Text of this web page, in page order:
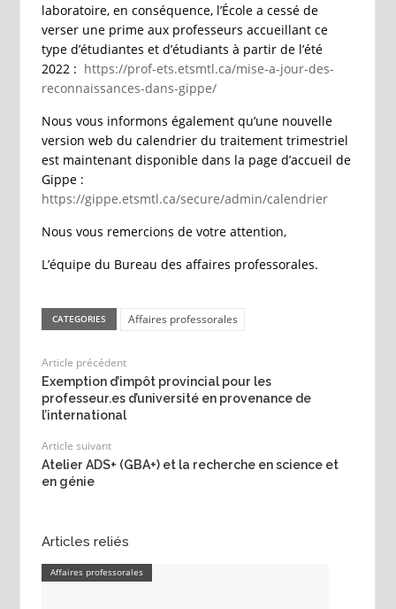
laboratoire, en conséquence, l’École a cessé de
verser une prime aux professeurs accueillant ce
type d’étudiantes et d’étudiants à partir de l’été
2022 : https://prof-ets.etsmtl.ca/mise-a-jour-des-
reconnaissances-dans-gippe/
Nous vous informons également qu’une nouvelle
version web du calendrier du traitement trimestriel
est maintenant disponible dans la page d’accueil de
Gippe :
https://gippe.etsmtl.ca/secure/admin/calendrier
Nous vous remercions de votre attention,
L’équipe du Bureau des affaires professorales.
CATEGORIES Affaires professorales
Article précédent
Exemption d’impôt provincial pour les
professeur.es d’université en provenance de
l’international
Article suivant
Atelier ADS+ (GBA+) et la recherche en science et
en génie
Articles reliés
Affaires professorales